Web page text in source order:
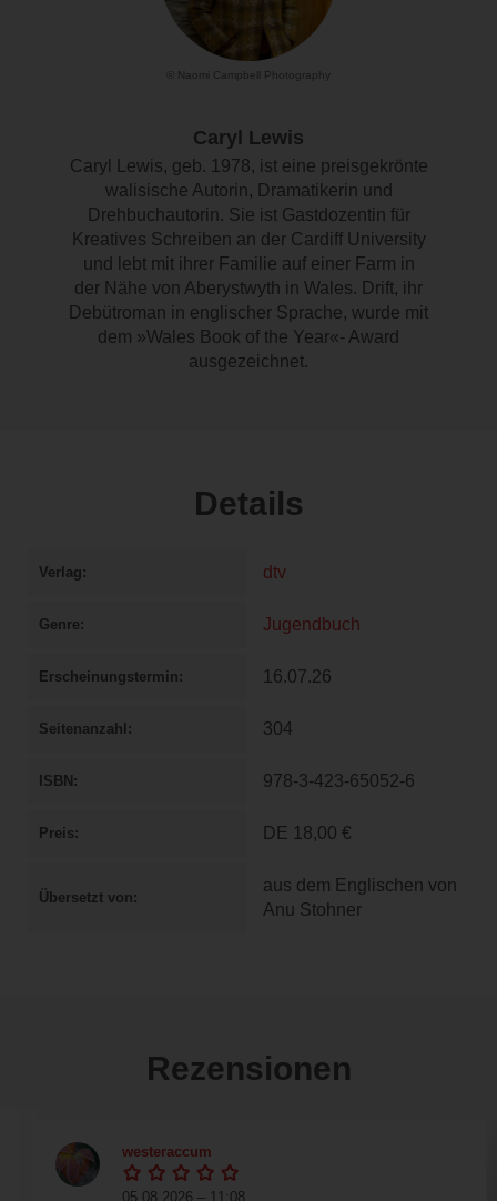
© Naomi Campbell Photography
Caryl Lewis
Caryl Lewis, geb. 1978, ist eine preisgekrönte
walisische Autorin, Dramatikerin und
Drehbuchautorin. Sie ist Gastdozentin für
Kreatives Schreiben an der Cardiff University
und lebt mit ihrer Familie auf einer Farm in
der Nähe von Aberystwyth in Wales. Drift, ihr
Debütroman in englischer Sprache, wurde mit
dem »Wales Book of the Year«- Award
ausgezeichnet.
Details
Verlag dtv
Genre Jugendbuch
Erscheinungstermin 16.07.26
Seitenanzahl 304
ISBN 978-3-423-65052-6
Preis DE 18,00 €
Übersetzt von
aus dem Englischen von
Anu Stohner
Rezensionen
westeraccum
05.08.2026 – 11:08